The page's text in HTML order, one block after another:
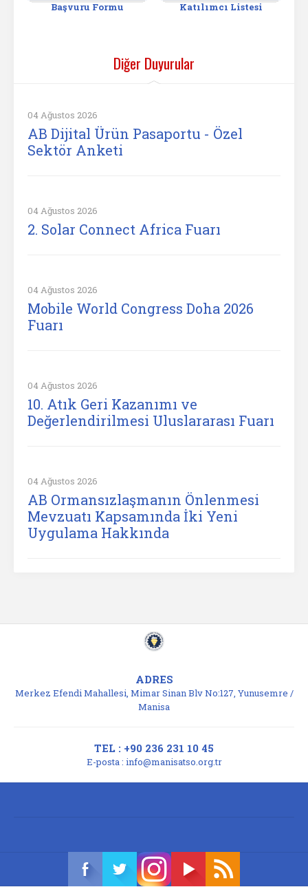
Başvuru Formu Katılımcı Listesi
Diğer Duyurular
04 Ağustos 2026
AB Dijital Ürün Pasaportu - Özel
Sektör Anketi
04 Ağustos 2026
2. Solar Connect Africa Fuarı
04 Ağustos 2026
Mobile World Congress Doha 2026
Fuarı
04 Ağustos 2026
10. Atık Geri Kazanımı ve
Değerlendirilmesi Uluslararası Fuarı
04 Ağustos 2026
AB Ormansızlaşmanın Önlenmesi
Mevzuatı Kapsamında İki Yeni
Uygulama Hakkında
ADRES
Merkez Efendi Mahallesi, Mimar Sinan Blv No:127, Yunusemre /
Manisa
TEL : +90 236 231 10 45
E-posta : info@manisatso.org.tr